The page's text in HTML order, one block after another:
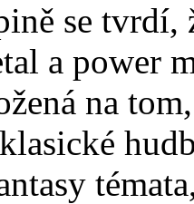
se tvrdí,
a power
na